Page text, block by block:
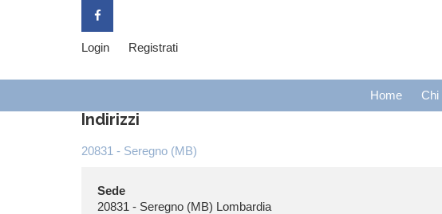
Login Registrati
Home Chi
Indirizzi
20831 - Seregno (MB)
Sede
20831 - Seregno (MB) Lombardia